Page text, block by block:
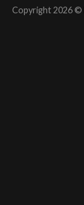
Copyright 2026 ©